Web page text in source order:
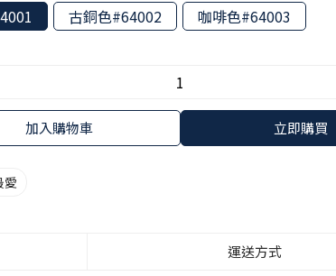
古銅色#64002 咖啡色#64003
加入購物車 立即購買
愛
運送方式